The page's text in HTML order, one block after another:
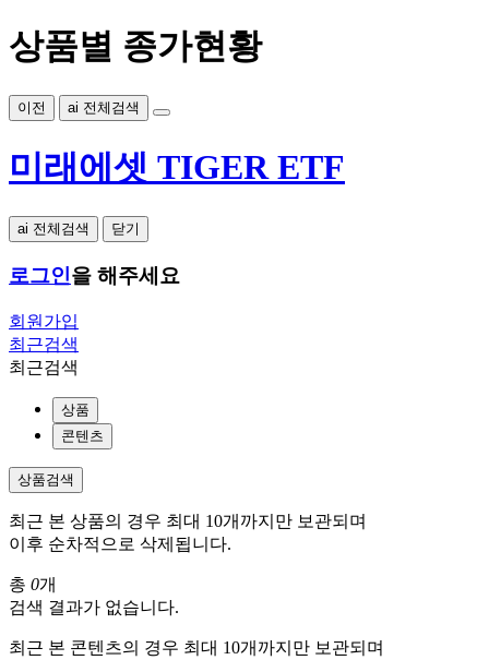
상품별 종가현황
이전 ai 전체검색
미래에셋 TIGER ETF
ai 전체검색 닫기
로그인을 해주세요
회원가입
최근검색
최근검색
상품
콘텐츠
상품검색
최근 본 상품의 경우 최대 10개까지만 보관되며
이후 순차적으로 삭제됩니다.
총 0개
검색 결과가 없습니다.
최근 본 콘텐츠의 경우 최대 10개까지만 보관되며